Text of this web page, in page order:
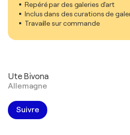
Repéré par des galeries d'art
Inclus dans des curations de
Travaille sur commande
Ute Bivona
Allemagne
Suivre